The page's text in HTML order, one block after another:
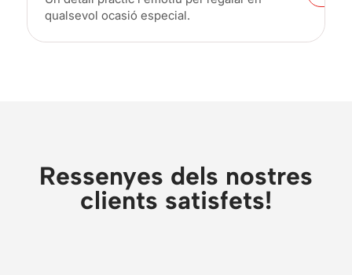
qualsevol ocasió especial.
Ressenyes dels nostres
clients satisfets!